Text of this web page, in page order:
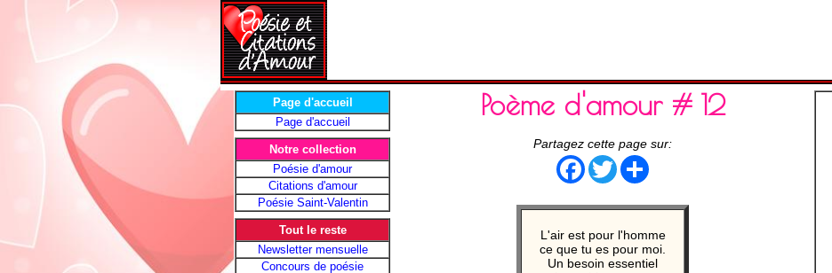
Page d'accueil
Page d'accueil
Notre collection
Poésie d'amour
Citations d'amour
Poésie Saint-Valentin
Tout le reste
Newsletter mensuelle
Concours de poésie
Poème d'amour # 12
Partagez cette page sur:
FacebookTwitter
L'air est pour l'homme
ce que tu es pour moi.
Un besoin essentiel